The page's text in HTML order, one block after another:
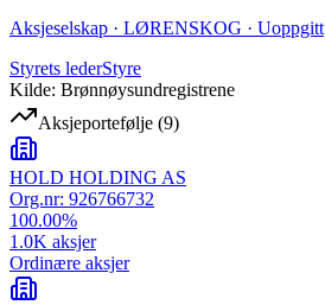
Aksjeselskap · LØRENSKOG · Uoppgitt
Styrets lederStyre
Kilde: Brønnøysundregistrene
Aksjeportefølje (9)
HOLD HOLDING AS
Org.nr: 926766732
100.00%
1.0K aksjer
Ordinære aksjer